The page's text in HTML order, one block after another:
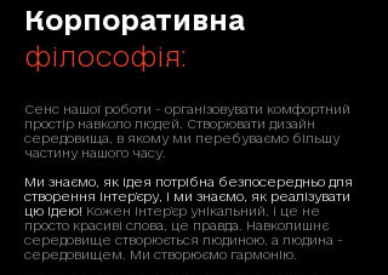
Корпоративна
філософія:
Сенс нашої роботи - організовувати комфортний
простір навколо людей. Створювати дизайн
середовища, в якому ми перебуваємо більшу
частину нашого часу.
Ми знаємо, як ідея потрібна безпосередньо для
створення інтер’єру, і ми знаємо, як реалізувати
цю ідею! Кожен інтер’єр унікальний, і це не
просто красиві слова, це правда. Навколишнє
середовище створюється людиною, а людина -
середовищем. Ми створюємо гармонію.